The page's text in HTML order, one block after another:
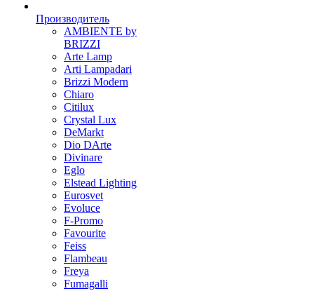
Производитель
AMBIENTE by
BRIZZI
Arte Lamp
Arti Lampadari
Brizzi Modern
Chiaro
Citilux
Crystal Lux
DeMarkt
Dio DArte
Divinare
Eglo
Elstead Lighting
Eurosvet
Evoluce
F-Promo
Favourite
Feiss
Flambeau
Freya
Fumagalli